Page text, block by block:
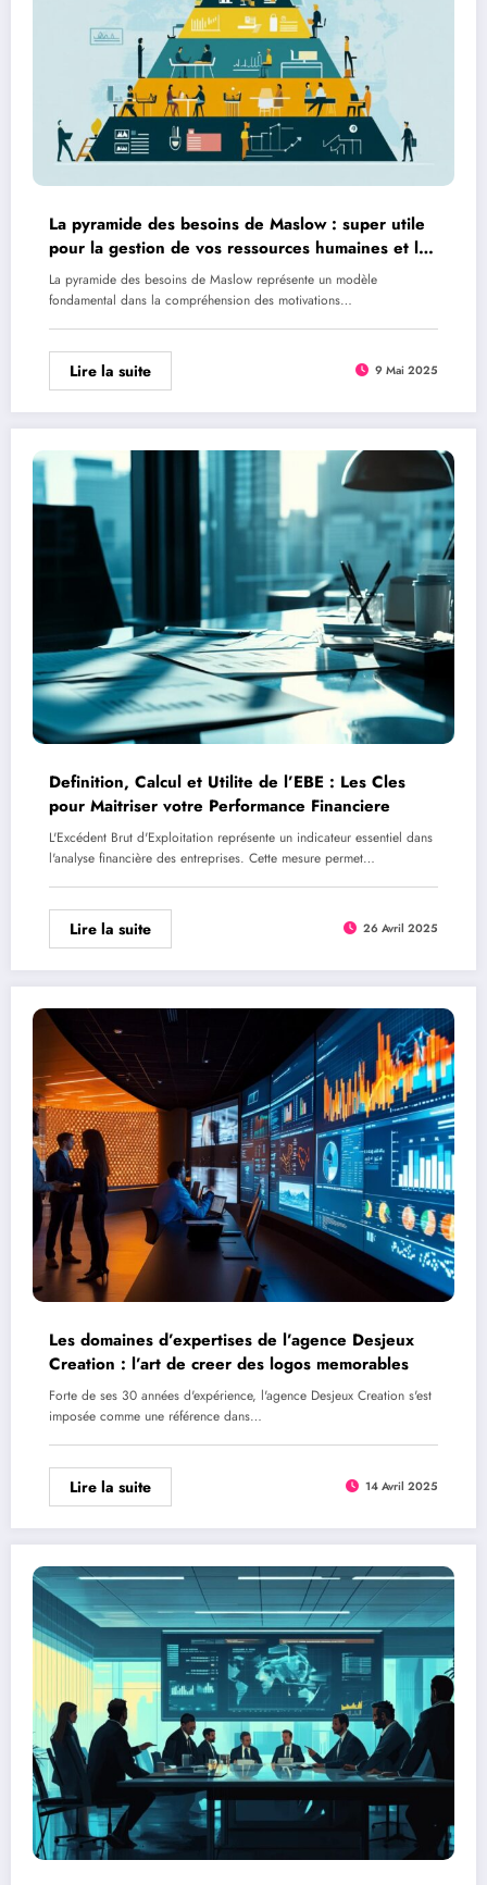
La pyramide des besoins de Maslow : super utile
pour la gestion de vos ressources humaines et la
fidelisation des employes
La pyramide des besoins de Maslow représente un modèle
fondamental dans la compréhension des motivations…
Lire la suite 9 Mai 2025
Definition, Calcul et Utilite de l’EBE : Les Cles
pour Maitriser votre Performance Financiere
L'Excédent Brut d'Exploitation représente un indicateur essentiel dans
l'analyse financière des entreprises. Cette mesure permet…
Lire la suite 26 Avril 2025
Les domaines d’expertises de l’agence Desjeux
Creation : l’art de creer des logos memorables
Forte de ses 30 années d'expérience, l'agence Desjeux Creation s'est
imposée comme une référence dans…
Lire la suite 14 Avril 2025